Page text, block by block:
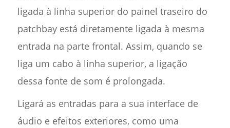
ligada à linha superior do painel traseiro do
patchbay está diretamente ligada à mesma
entrada na parte frontal. Assim, quando se
liga um cabo à linha superior, a ligação
dessa fonte de som é prolongada.
Ligará as entradas para a sua interface de
áudio e efeitos exteriores, como uma